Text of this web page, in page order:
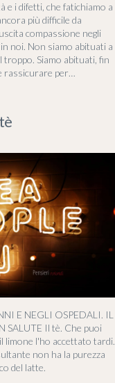
e i difetti, che fatichiamo a
più difficile da
compassione negli
noi. Non siamo abituati a
troppo. Siamo abituati, fin
rassicurare per…
E NEGLI OSPEDALI. IL
SALUTE Il tè. Che puoi
limone l'ho accettato tardi.
non ha la purezza
del latte.